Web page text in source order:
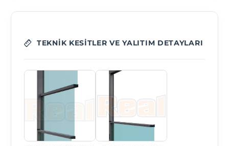
TEKNIK KESITLER VE YALITIM DETAYLARI